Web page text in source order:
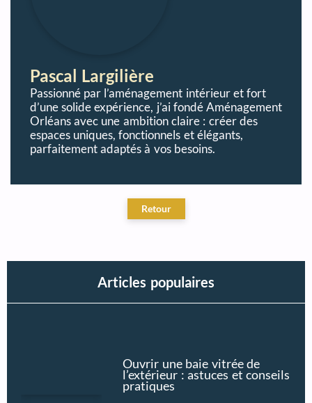
Pascal Largilière
Passionné par l’aménagement intérieur et fort
d’une solide expérience, j’ai fondé Aménagement
Orléans avec une ambition claire : créer des
espaces uniques, fonctionnels et élégants,
parfaitement adaptés à vos besoins.
Articles populaires
Ouvrir une baie vitrée de
l’extérieur : astuces et conseils
pratiques